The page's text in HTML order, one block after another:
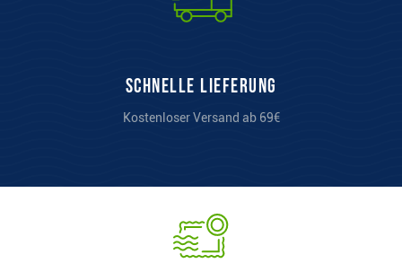
Schnelle Lieferung
Kostenloser Versand ab 69€